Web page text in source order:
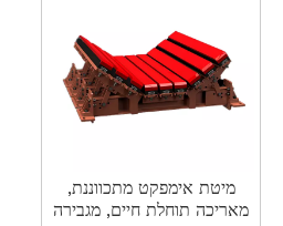
מיטת אימפקט מתכווננת,
מאריכה תוחלת חיים, מגבירה